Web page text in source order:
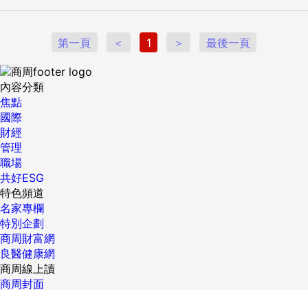
第一頁 ＜ 1 ＞ 最後一頁
內容分類
焦點
國際
財經
管理
職場
共好ESG
特色頻道
名家專欄
特別企劃
商周財富網
良醫健康網
商周線上讀
商周封面